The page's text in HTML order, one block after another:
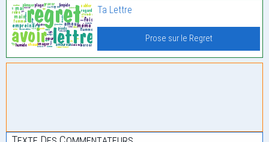
Ta Lettre
Prose sur le Regret